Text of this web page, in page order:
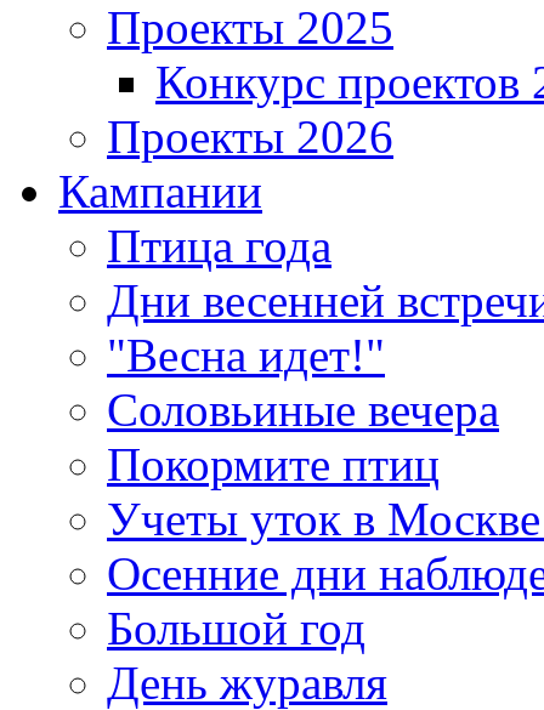
Проекты 2025
Конкурс проектов
Проекты 2026
Кампании
Птица года
Дни весенней
"Весна идет!"
Соловьиные вечера
Покормите птиц
Учеты уток в
Осенние дни
Большой год
День журавля